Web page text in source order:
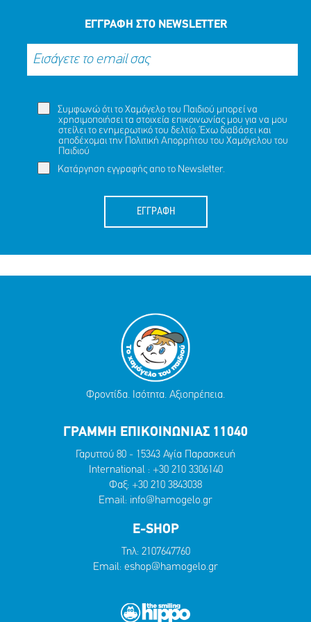
ΕΓΓΡΑΦΗ ΣΤΟ NEWSLETTER
Συμφωνώ ότι το Χαμόγελο του Παιδιού μπορεί να
χρησιμοποιήσει τα στοιχεία επικοινωνίας μου για να μου
στείλει το ενημερωτικό του δελτίο. Έχω διαβάσει και
αποδέχομαι την Πολιτική Απορρήτου του Χαμόγελου του
Παιδιού
Κατάργηση εγγραφής απο το Newsletter.
ΕΓΓΡΑΦΗ
Φροντίδα. Ισότητα. Αξιοπρέπεια.
ΓΡΑΜΜΗ ΕΠΙΚΟΙΝΩΝΙΑΣ 11040
Γαρυττού 80 - 15343 Αγία Παρασκευή
International : +30 210 3306140
Φαξ: +30 210 3843038
Email: info@hamogelo.gr
E-SHOP
Τηλ: 2107647760
Email: eshop@hamogelo.gr